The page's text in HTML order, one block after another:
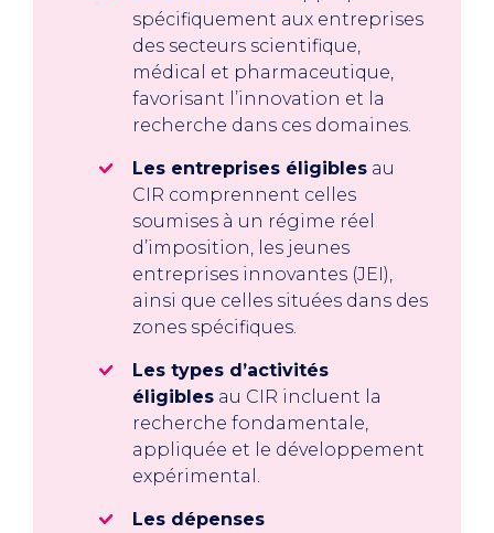
spécifiquement aux entreprises
des secteurs scientifique,
médical et pharmaceutique,
favorisant l’innovation et la
recherche dans ces domaines.
Les entreprises éligibles au
CIR comprennent celles
soumises à un régime réel
d’imposition, les jeunes
entreprises innovantes (JEI),
ainsi que celles situées dans des
zones spécifiques.
Les types d’activités
éligibles au CIR incluent la
recherche fondamentale,
appliquée et le développement
expérimental.
Les dépenses